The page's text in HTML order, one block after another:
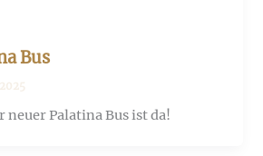
Bus
neuer Palatina Bus ist da!